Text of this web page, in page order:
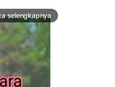
selengkapnya